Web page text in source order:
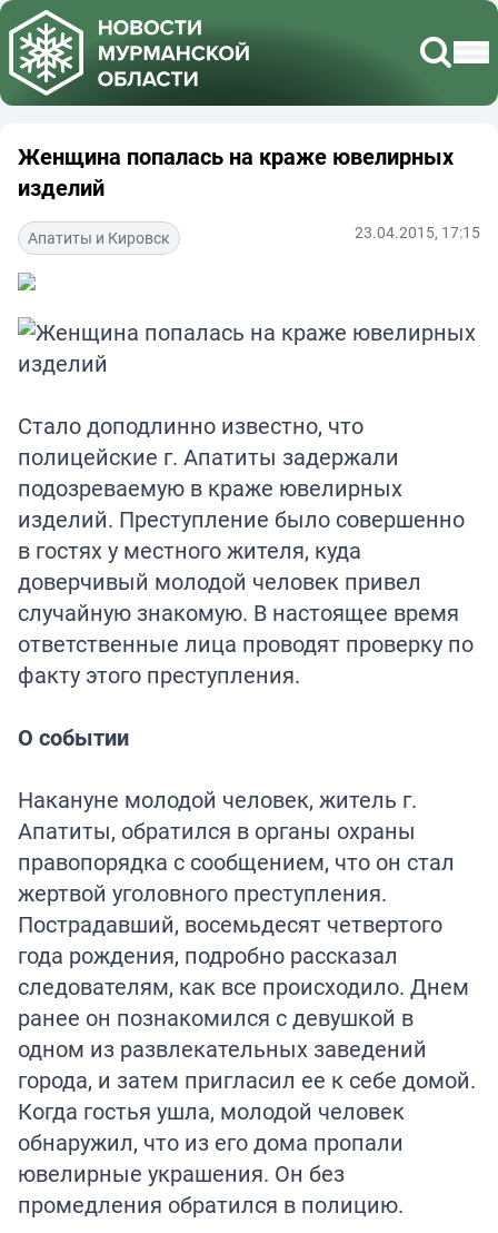
Женщина попалась на краже ювелирных
изделий
Апатиты и Кировск 23.04.2015, 17:15
Стало доподлинно известно, что
полицейские г. Апатиты задержали
подозреваемую в краже ювелирных
изделий. Преступление было совершенно
в гостях у местного жителя, куда
доверчивый молодой человек привел
случайную знакомую. В настоящее время
ответственные лица проводят проверку по
факту этого преступления.
О событии
Накануне молодой человек, житель г.
Апатиты, обратился в органы охраны
правопорядка с сообщением, что он стал
жертвой уголовного преступления.
Пострадавший, восемьдесят четвертого
года рождения, подробно рассказал
следователям, как все происходило. Днем
ранее он познакомился с девушкой в
одном из развлекательных заведений
города, и затем пригласил ее к себе домой.
Когда гостья ушла, молодой человек
обнаружил, что из его дома пропали
ювелирные украшения. Он без
промедления обратился в полицию.